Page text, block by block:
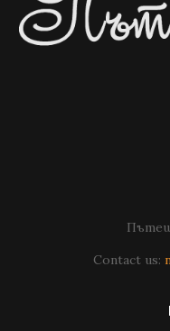
Contact us: